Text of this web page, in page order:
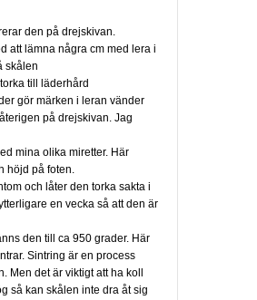
den på drejskivan.
att lämna några cm med lera i
skålen
till läderhård
gör märken i leran vänder
på drejskivan. Jag
mina olika miretter. Här
höjd på foten.
och låter den torka sakta i
en vecka så att den är
den till ca 950 grader. Här
Sintring är en process
Men det är viktigt att ha koll
så kan skålen inte dra åt sig